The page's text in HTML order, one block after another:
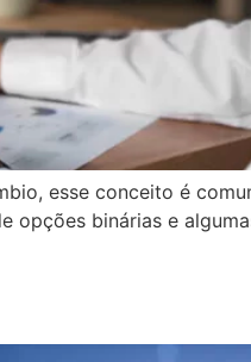
esse conceito é
binárias e